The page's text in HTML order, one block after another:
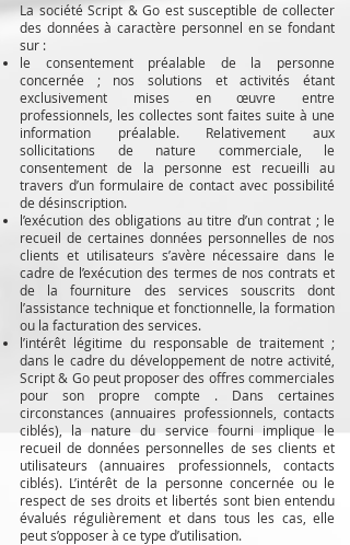
La société Script & Go est susceptible de collecter
des données à caractère personnel en se fondant
sur :
le consentement préalable de la personne
concernée ; nos solutions et activités étant
exclusivement mises en œuvre entre
professionnels, les collectes sont faites suite à une
information préalable. Relativement aux
sollicitations de nature commerciale, le
consentement de la personne est recueilli au
travers d’un formulaire de contact avec possibilité
de désinscription.
l’exécution des obligations au titre d’un contrat ; le
recueil de certaines données personnelles de nos
clients et utilisateurs s’avère nécessaire dans le
cadre de l’exécution des termes de nos contrats et
de la fourniture des services souscrits dont
l’assistance technique et fonctionnelle, la formation
ou la facturation des services.
l’intérêt légitime du responsable de traitement ;
dans le cadre du développement de notre activité,
Script & Go peut proposer des offres commerciales
pour son propre compte . Dans certaines
circonstances (annuaires professionnels, contacts
ciblés), la nature du service fourni implique le
recueil de données personnelles de ses clients et
utilisateurs (annuaires professionnels, contacts
ciblés). L’intérêt de la personne concernée ou le
respect de ses droits et libertés sont bien entendu
évalués régulièrement et dans tous les cas, elle
peut s’opposer à ce type d’utilisation.